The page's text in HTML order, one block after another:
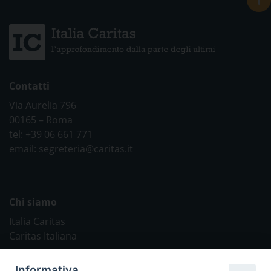
Contatti
Via Aurelia 796
00165 – Roma
tel: +39 06 661 771
email: segreteria@caritas.it
Chi siamo
Italia Caritas
Caritas Italiana